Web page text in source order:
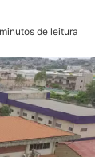
de leitura